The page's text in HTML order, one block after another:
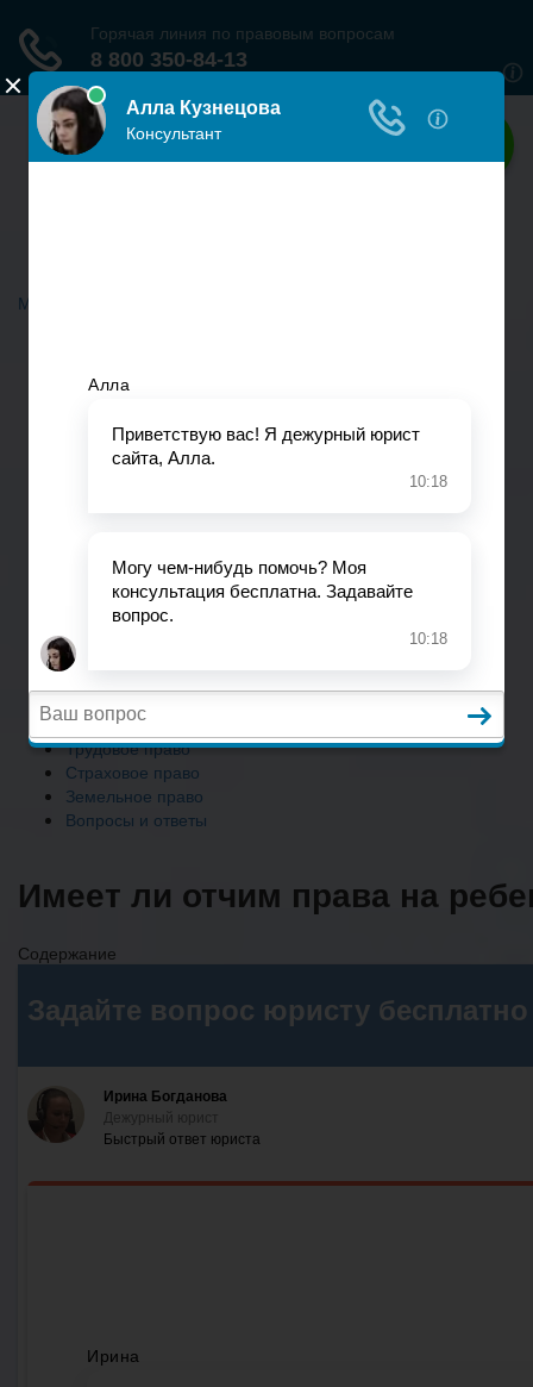
Наше право
Меню
Трудовое право
Земельное право
Гражданское право
Трудовое право
Страховое право
Земельное право
Вопросы и ответы
Имеет ли отчим права на
Содержание